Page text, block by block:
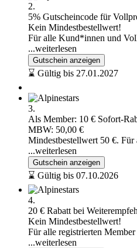
2.
5% Gutscheincode für
Kein Mindestbestellwert!
Für alle Kund*innen und
...weiterlesen
Gutschein anzeigen
⌛ Gültig bis 27.01.2027
3.
Als Member: 10 € Sofort-
MBW: 50,00 €
Mindestbestellwert 50 €.
...weiterlesen
Gutschein anzeigen
⌛ Gültig bis 07.10.2026
4.
20 € Rabatt bei
Kein Mindestbestellwert!
Für alle registrierten
...weiterlesen